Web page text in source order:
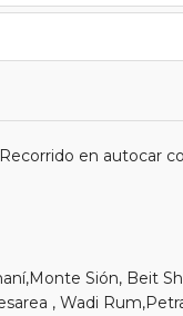
en autocar
Sión, Beit
, Wadi